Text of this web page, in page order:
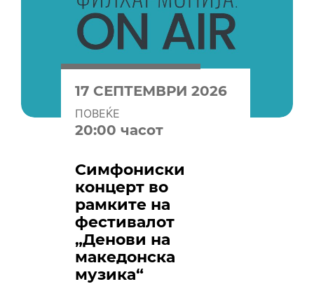
17 СЕПТЕМВРИ 2026
ПОВЕЌЕ
20:00 часот
Симфониски
концерт во
рамките на
фестивалот
„Денови на
македонска
музика“